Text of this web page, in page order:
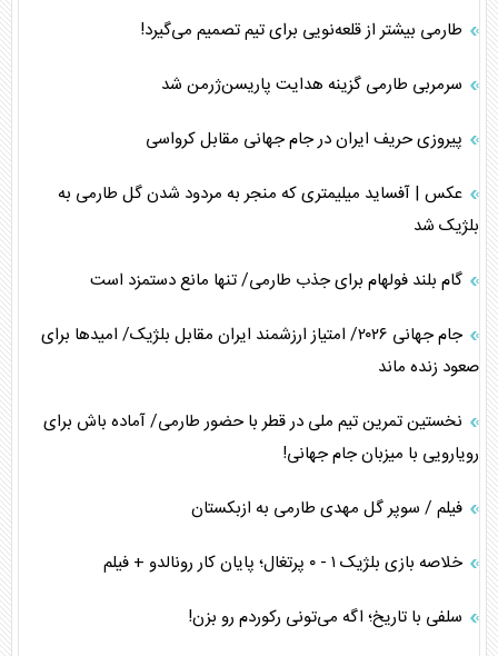
طارمی بیشتر از قلعه‌نویی برای تیم تصمیم می‌گیرد!
سرمربی طارمی گزینه هدایت پاریسن‌ژرمن شد
پیروزی حریف ایران در جام جهانی مقابل کرواسی
عکس | آفساید میلیمتری که منجر به مردود شدن گل طارمی به
بلژیک شد
گام بلند فولهام برای جذب طارمی/ تنها مانع دستمزد است
جام جهانی ۲۰۲۶/ امتیاز ارزشمند ایران مقابل بلژیک/ امید‌ها برای
صعود زنده ماند
نخستین تمرین تیم ملی در قطر با حضور طارمی/ آماده باش برای
رویارویی با میزبان جام جهانی!
فیلم / سوپر گل مهدی طارمی به ازبکستان
خلاصه بازی بلژیک ۱ - ۰ پرتغال؛ پایان کار رونالدو + فیلم
سلفی با تاریخ؛ اگه می‌تونی رکوردم رو بزن!